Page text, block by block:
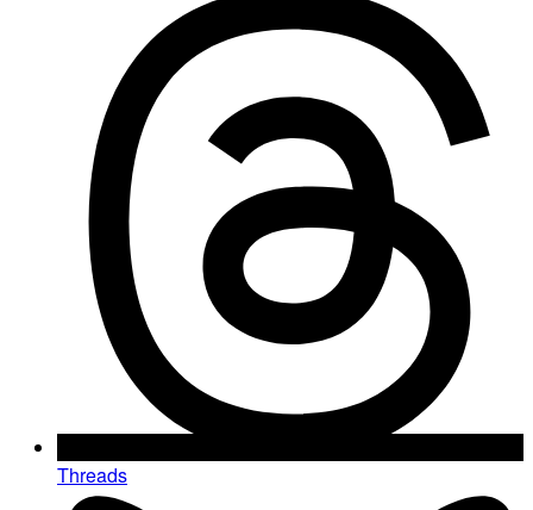
Threads